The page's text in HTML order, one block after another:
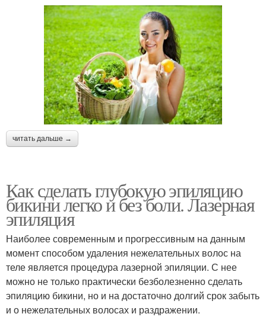
читать дальше →
Как сделать глубокую эпиляцию
бикини легко и без боли. Лазерная
эпиляция
Наиболее современным и прогрессивным на данным
момент способом удаления нежелательных волос на
теле является процедура лазерной эпиляции. С нее
можно не только практически безболезненно сделать
эпиляцию бикини, но и на достаточно долгий срок забыть
и о нежелательных волосах и раздражении.